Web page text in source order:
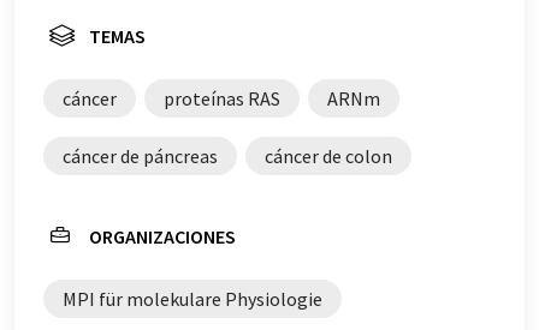
TEMAS
cáncer proteínas RAS ARNm
cáncer de páncreas cáncer de colon
ORGANIZACIONES
MPI für molekulare Physiologie